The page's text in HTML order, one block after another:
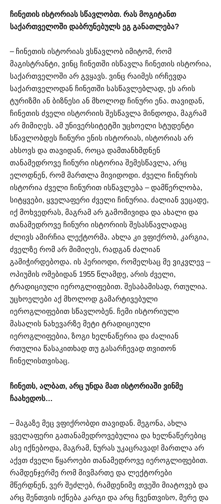
ჩინეთის ისტორიას სწავლობთ. რას მოგიტანთ
საქართველოში დაბრუნებულს ეგ განათლება?
– ჩინეთის ისტორიას ვსწავლობ იმიტომ, რომ
მაგისტრანტი, ვინც ჩინეთში ისწავლა ჩინეთის ისტორია,
საქართველოში არ გვყავს. ვინც რაიმეს ირჩევდა
საქართველოდან ჩინეთში სასწავლებლად, ეს არის
ტურიზმი ან ბიზნესი ან მხოლოდ ჩინური ენა. თავიდან,
ჩინეთის ძველი ისტორიის შესწავლა მინდოდა, მაგრამ
არ მიმიღეს. ამ უნივერსიტეტში უცხოელი სტუდენტი
სწავლობდეს ჩინური ენის ისტორიას, ისტორიას არ
ახსოვს და თავიდან, როცა დამთანხმდნენ
თანამედროვე ჩინური ისტორია შემესწავლა, არც
ელოდნენ, რომ მართლა მივიდოდი. ძველი ჩინურის
ისტორია ძველი ჩინურით ისწავლება – დამწერლობა,
სიტყვები, ყველაფერი ძველი ჩინურია. ძალიან ვეცადე,
იქ მოხვედრას, მაგრამ არ გამომივიდა და ახალი და
თანამედროვე ჩინური ისტორიის შესასწავლადაც
ძლივს ამირჩია ლექტორმა. ახლა კი ვფიქრობ, კარგია,
ძველზე რომ არ მიმიღეს, რადგან ძალიან
გამიჭირდებოდა. ის პერიოდი, რომელსაც მე ვიკვლევ –
ოპიუმის ომებიდან 1955 წლამდე, არის ძველი,
ტრადიციული იეროგლიფებით. შესაბამისად, რთულია.
უცხოელები აქ მხოლოდ გამარტივებული
იეროგლიფებით სწავლობენ. ჩემი ისტორიული
მასალის ნახევარზე მეტი ტრადიციული
იეროგლიფებია, ზოგი ხელნაწერია და ძალიან
რთულია წასაკითხად თუ გასარჩევად თვითონ
ჩინელისთვისაც.
ჩინეთს, ალბათ, არც უნდა მათ ისტორიაში ვინმე
ჩაახედოს…
– მაგაზე მეც ვფიქრობდი თავიდან. მეგონა, ახლა
ყველაფერი გათანამედროვებულია და ხელნაწერებიც
ასე იქნებოდა, მაგრამ, ნურას უკაცრავად! მართლა არ
აქვთ ძველი წყაროები თანამედროვე იეროგლიფებით.
რამდენჯერმე რომ მივმართე და ლექტორები
მწერდნენ, ვერ შეძლებ, რამდენიმე თვეში მიატოვებ და
არც შენთვის იქნება კარგი და არც ჩვენთვისო, მერე და